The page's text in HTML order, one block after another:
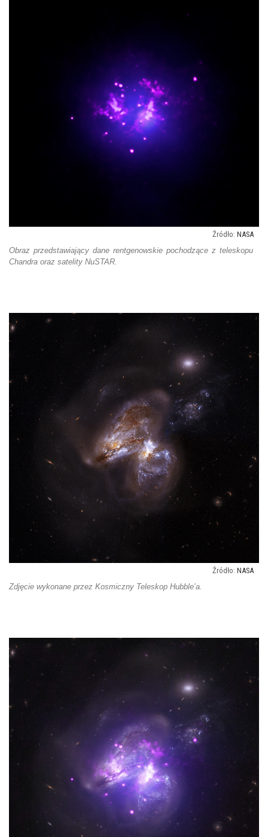
NASA
Obraz przedstawiający dane rentgenowskie pochodzące z teleskopu
Chandra oraz satelity NuSTAR.
NASA
Zdjęcie wykonane przez Kosmiczny Teleskop Hubble’a.